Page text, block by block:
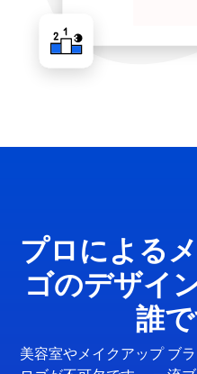
プロによる
ゴのデザイ
誰
美容室やメイクアップ ブ